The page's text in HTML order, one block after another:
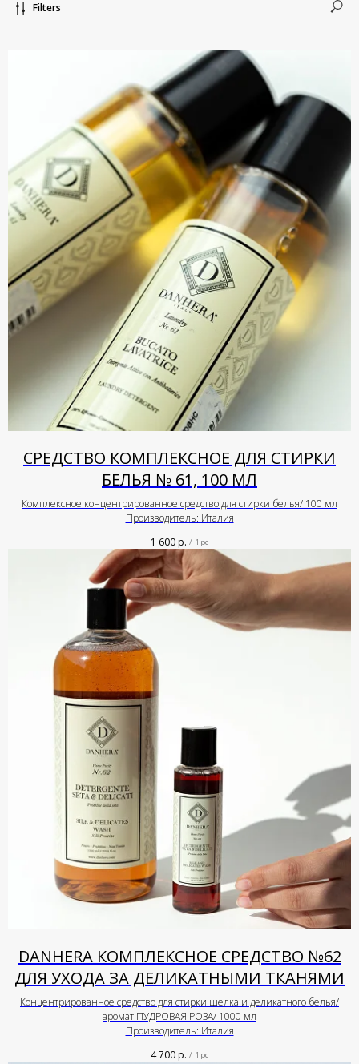
Filters
СРЕДСТВО КОМПЛЕКСНОЕ ДЛЯ СТИРКИ
БЕЛЬЯ № 61, 100 МЛ
Комплексное концентрированное средство для стирки белья/ 100 мл
Производитель: Италия
1 600р. / 1 pc
DANHERA КОМПЛЕКСНОЕ СРЕДСТВО №62
ДЛЯ УХОДА ЗА ДЕЛИКАТНЫМИ ТКАНЯМИ
Концентрированное средство для стирки шелка и деликатного белья/
аромат ПУДРОВАЯ РОЗА/ 1000 мл
Производитель: Италия
4 700р. / 1 pc